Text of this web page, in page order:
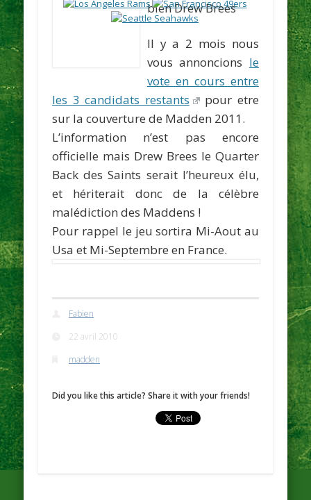
bien Drew Brees
Il y a 2 mois nous
vous annoncions le
vote en cours entre
les 3 candidats restants
pour etre
sur la couverture de Madden 2011.
L’information n’est pas encore
officielle mais Drew Brees le Quarter
Back des Saints serait l’heureux élu,
et hériterait donc de la célèbre
malédiction des Maddens !
Pour rappel le jeu sortira Mi-Aout au
Usa et Mi-Septembre en France.
Fabien
22 avril 2010
madden
Did you like this article? Share it with your friends!